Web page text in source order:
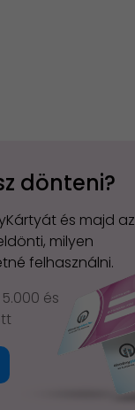
dönteni?
és majd az
milyen
felhasználni.
és